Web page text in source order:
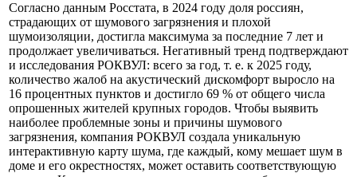
Согласно данным Росстата, в 2024 году доля россиян,
страдающих от шумового загрязнения и плохой
шумоизоляции, достигла максимума за последние 7 лет и
продолжает увеличиваться. Негативный тренд подтверждают
и исследования РОКВУЛ: всего за год, т. е. к 2025 году,
количество жалоб на акустический дискомфорт выросло на
16 процентных пунктов и достигло 69 % от общего числа
опрошенных жителей крупных городов. Чтобы выявить
наиболее проблемные зоны и причины шумового
загрязнения, компания РОКВУЛ создала уникальную
интерактивную карту шума, где каждый, кому мешает шум в
доме и его окрестностях, может оставить соответствующую